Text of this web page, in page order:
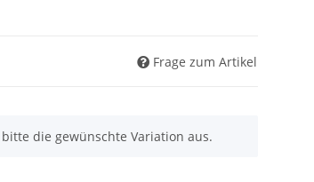
Frage zum Artikel
die gewünschte Variation aus.